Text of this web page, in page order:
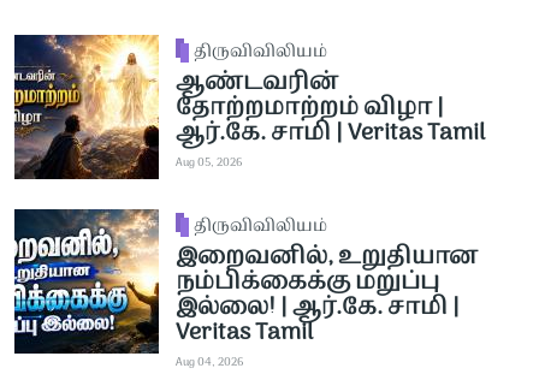
திருவிவிலியம்
ஆண்டவரின்
தோற்றமாற்றம் விழா |
ஆர்.கே. சாமி | Veritas Tamil
Aug 05, 2026
திருவிவிலியம்
இறைவனில், உறுதியான
நம்பிக்கைக்கு மறுப்பு
இல்லை! | ஆர்.கே. சாமி |
Veritas Tamil
Aug 04, 2026